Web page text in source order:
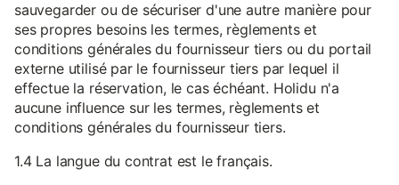
sauvegarder ou de sécuriser d'une autre manière pour
ses propres besoins les termes, règlements et
conditions générales du fournisseur tiers ou du portail
externe utilisé par le fournisseur tiers par lequel il
effectue la réservation, le cas échéant. Holidu n'a
aucune influence sur les termes, règlements et
conditions générales du fournisseur tiers.
1.4 La langue du contrat est le français.